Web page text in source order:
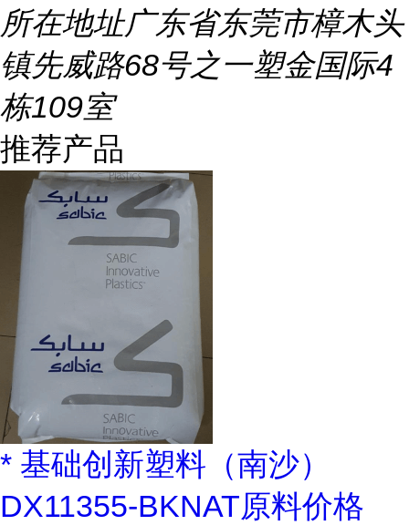
所在地址广东省东莞市樟木头
镇先威路68号之一塑金国际4
栋109室
推荐产品
* 基础创新塑料（南沙）
DX11355-BKNAT原料价格